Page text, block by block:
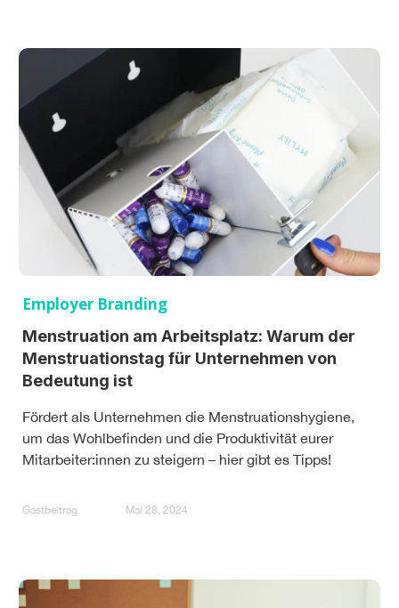
Employer Branding
Menstruation am Arbeitsplatz: Warum der
Menstruationstag für Unternehmen von
Bedeutung ist
Fördert als Unternehmen die Menstruationshygiene,
um das Wohlbefinden und die Produktivität eurer
Mitarbeiter:innen zu steigern – hier gibt es Tipps!
Gastbeitrag Mai 28, 2024